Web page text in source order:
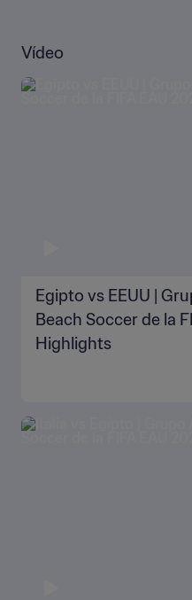
Vídeo
Egipto vs EEUU |
Beach Soccer de la
Highlights